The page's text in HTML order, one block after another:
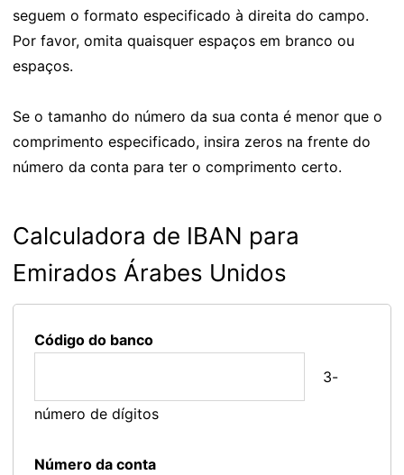
seguem o formato especificado à direita do campo.
Por favor, omita quaisquer espaços em branco ou
espaços.
Se o tamanho do número da sua conta é menor que o
comprimento especificado, insira zeros na frente do
número da conta para ter o comprimento certo.
Calculadora de IBAN para
Emirados Árabes Unidos
Código do banco
3-
número de dígitos
Número da conta